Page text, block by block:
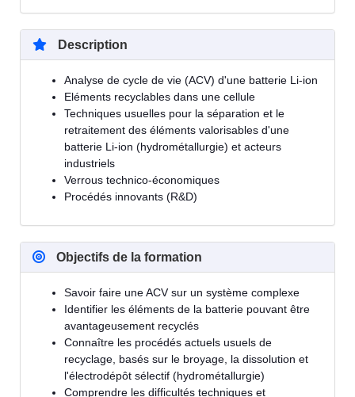
Description
Analyse de cycle de vie (ACV) d'une batterie Li-ion
Eléments recyclables dans une cellule
Techniques usuelles pour la séparation et le
retraitement des éléments valorisables d'une
batterie Li-ion (hydrométallurgie) et acteurs
industriels
Verrous technico-économiques
Procédés innovants (R&D)
Objectifs de la formation
Savoir faire une ACV sur un système complexe
Identifier les éléments de la batterie pouvant être
avantageusement recyclés
Connaître les procédés actuels usuels de
recyclage, basés sur le broyage, la dissolution et
l'électrodépôt sélectif (hydrométallurgie)
Comprendre les difficultés techniques et